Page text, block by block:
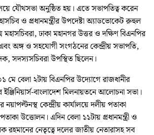
যৌথসভা অনুষ্ঠিত হয়। এতে সভাপতিত্ব করেন
ও প্রধানমন্ত্রীর উপদেষ্টা অ্যাডভোকেট রুহুল
ঢাকা মহানগর উত্তর ও দক্ষিণ বিএনপির
অঙ্গ ও সহযোগী সংগঠনের কেন্দ্রীয় সভাপতি,
সদস্যসচিবরা উপস্থিত ছিলেন।
মে বেলা ২টায় বিএনপির উদ্যোগে রাজধানীর
বাংলাদেশ মিলনায়তনে আলোচনা সভা।
কেন্দ্রীয় কার্যালয়ে দলীয় পতাকা
উত্তোলন। এদিন বেলা ১১টায় প্রধানমন্ত্রী ও
রহমানের নেতৃত্বে দলের জাতীয় নেতারাসহ সব